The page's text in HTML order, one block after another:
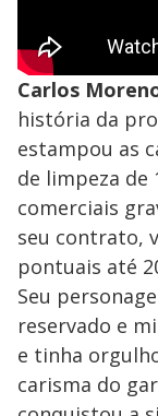
Carlos
história da
estampou as
de limpeza de
comerciais
seu contrato,
pontuais até
Seu
reservado e
e tinha
carisma do